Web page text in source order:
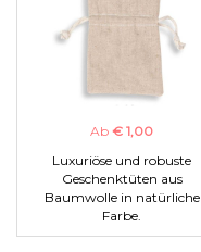
Ab € 1,00
Luxuriöse und robuste
Geschenktüten aus
Baumwolle in natürliche
Farbe.